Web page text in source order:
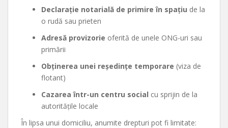
Declarație notarială de primire în spațiu de la
o rudă sau prieten
Adresă provizorie oferită de unele ONG-uri sau
primării
Obținerea unei reședințe temporare (viza de
flotant)
Cazarea într-un centru social cu sprijin de la
autoritățile locale
În lipsa unui domiciliu, anumite drepturi pot fi limitate: